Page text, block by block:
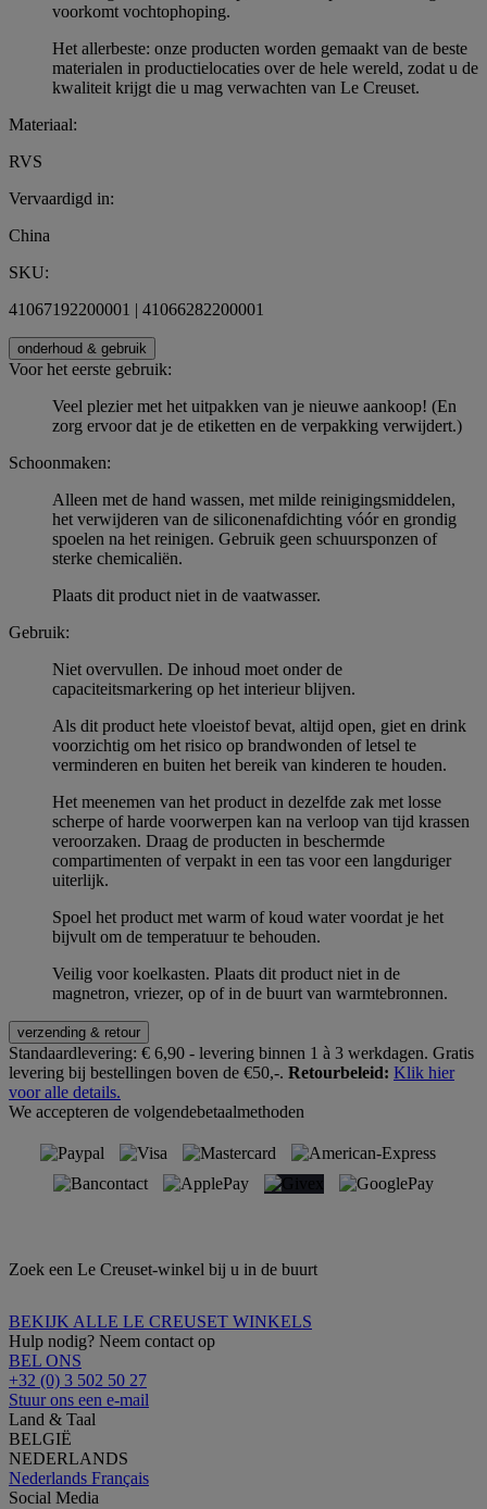
voorkomt vochtophoping.
Het allerbeste: onze producten worden gemaakt van de beste
materialen in productielocaties over de hele wereld, zodat u de
kwaliteit krijgt die u mag verwachten van Le Creuset.
Materiaal:
RVS
Vervaardigd in:
China
SKU:
41067192200001 | 41066282200001
onderhoud & gebruik
Voor het eerste gebruik:
Veel plezier met het uitpakken van je nieuwe aankoop! (En
zorg ervoor dat je de etiketten en de verpakking verwijdert.)
Schoonmaken:
Alleen met de hand wassen, met milde reinigingsmiddelen,
het verwijderen van de siliconenafdichting vóór en grondig
spoelen na het reinigen. Gebruik geen schuursponzen of
sterke chemicaliën.
Plaats dit product niet in de vaatwasser.
Gebruik:
Niet overvullen. De inhoud moet onder de
capaciteitsmarkering op het interieur blijven.
Als dit product hete vloeistof bevat, altijd open, giet en drink
voorzichtig om het risico op brandwonden of letsel te
verminderen en buiten het bereik van kinderen te houden.
Het meenemen van het product in dezelfde zak met losse
scherpe of harde voorwerpen kan na verloop van tijd krassen
veroorzaken. Draag de producten in beschermde
compartimenten of verpakt in een tas voor een langduriger
uiterlijk.
Spoel het product met warm of koud water voordat je het
bijvult om de temperatuur te behouden.
Veilig voor koelkasten. Plaats dit product niet in de
magnetron, vriezer, op of in de buurt van warmtebronnen.
verzending & retour
Standaardlevering: € 6,90 - levering binnen 1 à 3 werkdagen. Gratis
levering bij bestellingen boven de €50,-. Retourbeleid: Klik hier
voor alle details.
We accepteren de volgendebetaalmethoden
Zoek een Le Creuset-winkel bij u in de buurt
BEKIJK ALLE LE CREUSET WINKELS
Hulp nodig? Neem contact op
BEL ONS
+32 (0) 3 502 50 27
Stuur ons een e-mail
Land & Taal
BELGIË
NEDERLANDS
Nederlands Français
Social Media